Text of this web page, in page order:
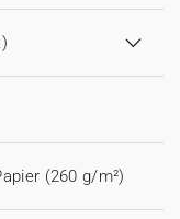
(260 g/m²)